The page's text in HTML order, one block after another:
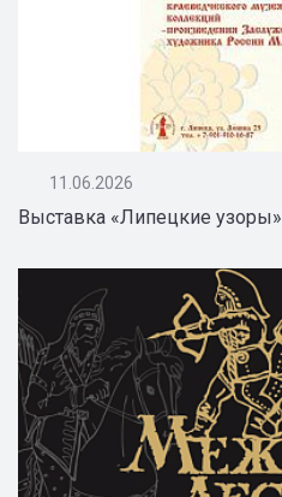
11.06.2026
Выставка «Липецкие узоры»